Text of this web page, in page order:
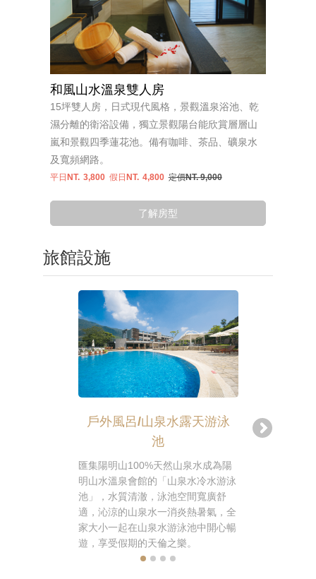
和風山水溫泉雙人房
15坪雙人房，日式現代風格，景觀溫泉浴池、乾
濕分離的衛浴設備，獨立景觀陽台能欣賞層層山
嵐和景觀四季蓮花池。備有咖啡、茶品、礦泉水
及寬頻網路。
平日NT. 3,800 假日NT. 4,800定價NT. 9,000
了解房型
旅館設施
戶外風呂/山泉水露天游泳
池
匯集陽明山100%天然山泉水成為陽
明山水溫泉會館的「山泉水冷水游泳
池」，水質清澈，泳池空間寬廣舒
適，沁涼的山泉水一消炎熱暑氣，全
家大小一起在山泉水游泳池中開心暢
遊，享受假期的天倫之樂。